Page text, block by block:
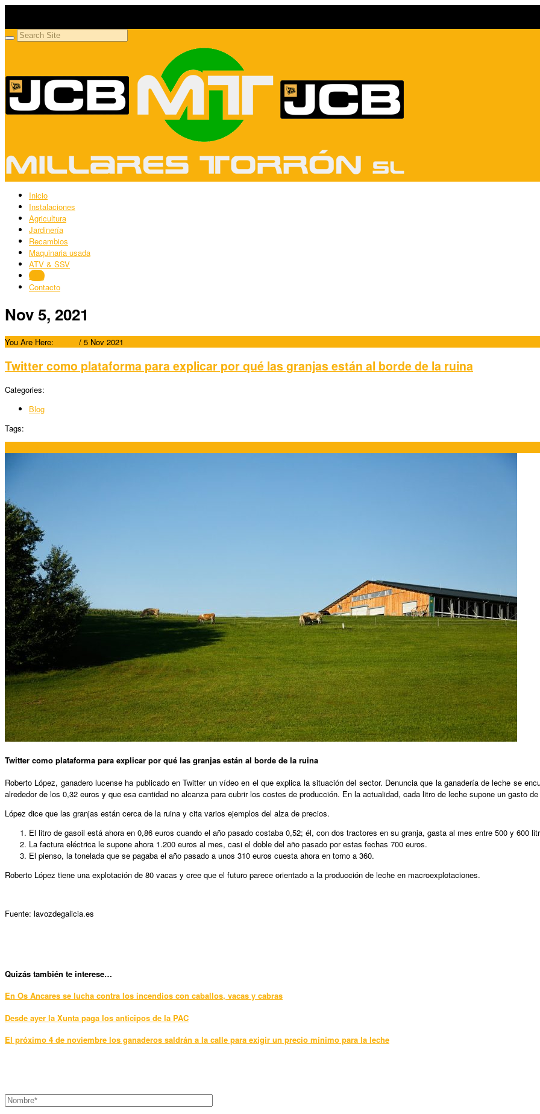
Inicio
Instalaciones
Agricultura
Jardinería
Recambios
Maquinaria usada
ATV & SSV
Blog
Contacto
Nov 5, 2021
You Are Here: / 5 Nov 2021
Twitter como plataforma para explicar por qué las granjas están al borde de la ruina
Categories:
Blog
Tags:
Twitter como plataforma para explicar por qué las granjas están al borde de la ruina
Roberto López, ganadero lucense ha publicado en Twitter un vídeo en el que explica la situación del sector. Denuncia que la ganadería de leche se
alrededor de los 0,32 euros y que esa cantidad no alcanza para cubrir los costes de producción. En la actualidad, cada litro de leche supone un gasto
López dice que las granjas están cerca de la ruina y cita varios ejemplos del alza de precios.
El litro de gasoil está ahora en 0,86 euros cuando el año pasado costaba 0,52; él, con dos tractores en su granja, gasta al mes entre 500 y 600
La factura eléctrica le supone ahora 1.200 euros al mes, casi el doble del año pasado por estas fechas 700 euros.
El pienso, la tonelada que se pagaba el año pasado a unos 310 euros cuesta ahora en torno a 360.
Roberto López tiene una explotación de 80 vacas y cree que el futuro parece orientado a la producción de leche en macroexplotaciones.
Fuente: lavozdegalicia.es
Quizás también te interese…
En Os Ancares se lucha contra los incendios con caballos, vacas y cabras
Desde ayer la Xunta paga los anticipos de la PAC
El próximo 4 de noviembre los ganaderos saldrán a la calle para exigir un precio mínimo para la leche